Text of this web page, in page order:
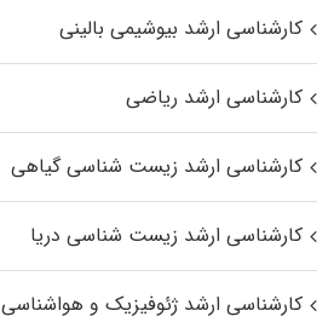
کارشناسی ارشد بیوشیمی بالینی
کارشناسی ارشد ریاضی
کارشناسی ارشد زیست‌ شناسی گیاهی
کارشناسی ارشد زیست‌ شناسی دریا
کارشناسی ارشد ژئوفیزیک و هواشناسی